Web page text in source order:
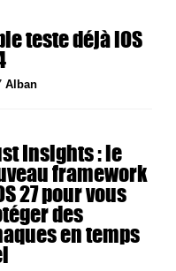
teste déjà iOS
Alban
Insights : le
framework
27 pour vous
des
en temps